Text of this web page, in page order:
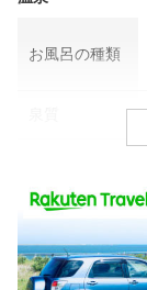
お風呂の種類
食事場所